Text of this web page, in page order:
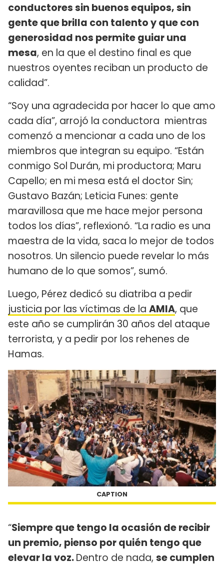
conductores sin buenos equipos, sin
gente que brilla con talento y que con
generosidad nos permite guiar una
mesa, en la que el destino final es que
nuestros oyentes reciban un producto de
calidad”.
“Soy una agradecida por hacer lo que amo
cada día”, arrojó la conductora mientras
comenzó a mencionar a cada uno de los
miembros que integran su equipo. “Están
conmigo Sol Durán, mi productora; Maru
Capello; en mi mesa está el doctor Sin;
Gustavo Bazán; Leticia Funes: gente
maravillosa que me hace mejor persona
todos los días”, reflexionó. “La radio es una
maestra de la vida, saca lo mejor de todos
nosotros. Un silencio puede revelar lo más
humano de lo que somos”, sumó.
Luego, Pérez dedicó su diatriba a pedir
justicia por las víctimas de la AMIA, que
este año se cumplirán 30 años del ataque
terrorista, y a pedir por los rehenes de
Hamas.
CAPTION
“Siempre que tengo la ocasión de recibir
un premio, pienso por quién tengo que
elevar la voz.Dentro de nada, se cumplen